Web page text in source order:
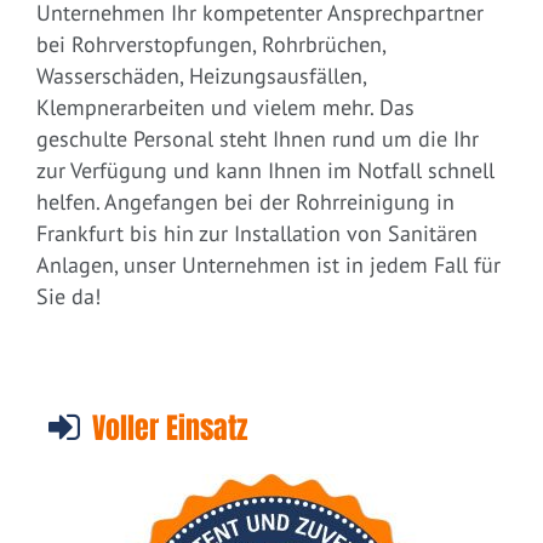
Unternehmen Ihr kompetenter Ansprechpartner
bei Rohrverstopfungen, Rohrbrüchen,
Wasserschäden, Heizungsausfällen,
Klempnerarbeiten und vielem mehr. Das
geschulte Personal steht Ihnen rund um die Ihr
zur Verfügung und kann Ihnen im Notfall schnell
helfen. Angefangen bei der Rohrreinigung in
Frankfurt bis hin zur Installation von Sanitären
Anlagen, unser Unternehmen ist in jedem Fall für
Sie da!
Voller Einsatz